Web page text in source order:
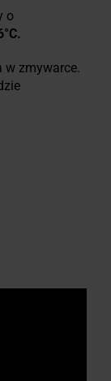
o
w zmywarce.